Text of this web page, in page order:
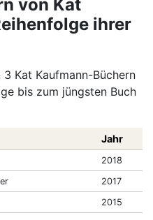
von Kat
ihrer
Kat Kaufmann-Büchern
bis zum jüngsten Buch
Jahr
2018
2017
2015